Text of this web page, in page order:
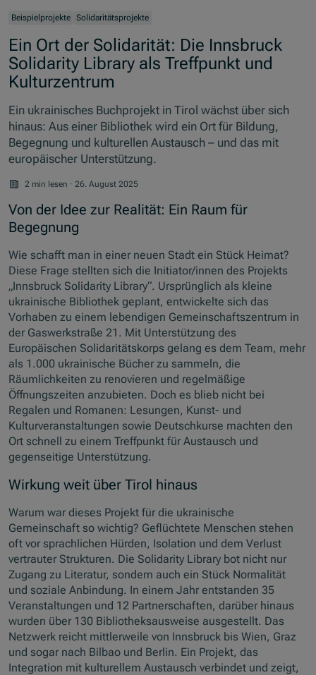
Beispielprojekte Solidaritätsprojekte
Ein Ort der Solidarität: Die Innsbruck
Solidarity Library als Treffpunkt und
Kulturzentrum
Ein ukrainisches Buchprojekt in Tirol wächst über sich
hinaus: Aus einer Bibliothek wird ein Ort für Bildung,
Begegnung und kulturellen Austausch – und das mit
europäischer Unterstützung.
2 min lesen · 26. August 2025
Von der Idee zur Realität: Ein Raum für
Begegnung
Wie schafft man in einer neuen Stadt ein Stück Heimat?
Diese Frage stellten sich die Initiator/innen des Projekts
„Innsbruck Solidarity Library“. Ursprünglich als kleine
ukrainische Bibliothek geplant, entwickelte sich das
Vorhaben zu einem lebendigen Gemeinschaftszentrum in
der Gaswerkstraße 21. Mit Unterstützung des
Europäischen Solidaritätskorps gelang es dem Team, mehr
als 1.000 ukrainische Bücher zu sammeln, die
Räumlichkeiten zu renovieren und regelmäßige
Öffnungszeiten anzubieten. Doch es blieb nicht bei
Regalen und Romanen: Lesungen, Kunst- und
Kulturveranstaltungen sowie Deutschkurse machten den
Ort schnell zu einem Treffpunkt für Austausch und
gegenseitige Unterstützung.
Wirkung weit über Tirol hinaus
Warum war dieses Projekt für die ukrainische
Gemeinschaft so wichtig? Geflüchtete Menschen stehen
oft vor sprachlichen Hürden, Isolation und dem Verlust
vertrauter Strukturen. Die Solidarity Library bot nicht nur
Zugang zu Literatur, sondern auch ein Stück Normalität
und soziale Anbindung. In einem Jahr entstanden 35
Veranstaltungen und 12 Partnerschaften, darüber hinaus
wurden über 130 Bibliotheksausweise ausgestellt. Das
Netzwerk reicht mittlerweile von Innsbruck bis Wien, Graz
und sogar nach Bilbao und Berlin. Ein Projekt, das
Integration mit kulturellem Austausch verbindet und zeigt,